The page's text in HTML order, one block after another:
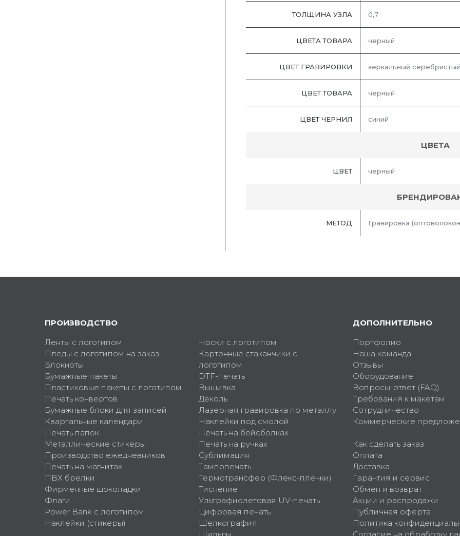
ТОЛЩИНА УЗЛА 0,7
ЦВЕТА ТОВАРА черный
ЦВЕТ ГРАВИРОВКИ зеркальный серебристый
ЦВЕТ ТОВАРА черный
ЦВЕТ ЧЕРНИЛ синий
ЦВЕТА
ЦВЕТ черный
МЕТОД Гравировка
ПРОИЗВОДСТВО
Ленты с логотипом
Пледы с логотипом на заказ
Блокноты
Бумажные пакеты
Пластиковые пакеты с логотипом
Печать конвертов
Бумажные блоки для записей
Квартальные календари
Печать папок
Металлические стикеры
Производство ежедневников
Печать на магнитах
ПВХ брелки
Фирменные шоколадки
Флаги
Power Bank с логотипом
Наклейки (стикеры)
Носки с логотипом
Картонные стаканчики с
логотипом
DTF-печать
Вышивка
Деколь
Лазерная гравировка по металлу
Наклейки под смолой
Печать на бейсболках
Печать на ручках
Сублимация
Тампопечать
Термотрансфер (Флекс-пленки)
Тиснение
Ультрафиолетовая UV-печать
Цифровая печать
Шелкография
ДОПОЛНИТЕЛЬНО
Портфолио
Наша команда
Отзывы
Оборудование
Вопросы-ответ (FAQ)
Требования к макетам
Сотрудничество
Коммерческие
Как сделать заказ
Оплата
Доставка
Гарантия и сервис
Обмен и возврат
Акции и распродажи
Публичная оферта
Политика